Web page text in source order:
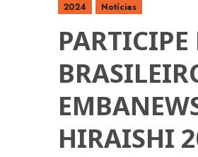
2024 Notícias
HIRAISHI